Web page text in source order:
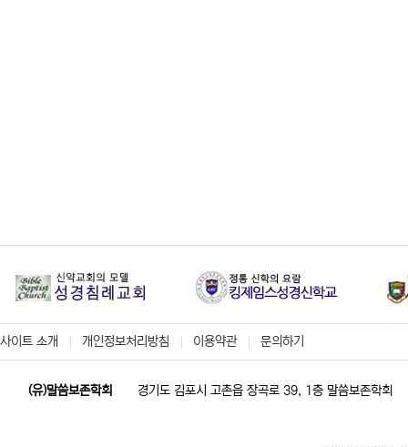
사이트 소개 개인정보처리방침 이용약관 문의하기
(유)말씀보존학회 경기도 김포시 고촌읍 장곡로 39, 1층 말씀보존학회